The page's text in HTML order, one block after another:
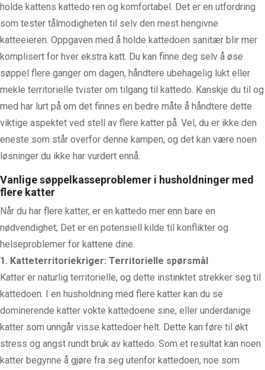
holde kattens kattedo ren og komfortabel. Det er en utfordring
som tester tålmodigheten til selv den mest hengivne
katteeieren. Oppgaven med å holde kattedoen sanitær blir mer
komplisert for hver ekstra katt. Du kan finne deg selv å øse
søppel flere ganger om dagen, håndtere ubehagelig lukt eller
mekle territorielle tvister om tilgang til kattedo. Kanskje du til og
med har lurt på om det finnes en bedre måte å håndtere dette
viktige aspektet ved stell av flere katter på. Vel, du er ikke den
eneste som står overfor denne kampen, og det kan være noen
løsninger du ikke har vurdert ennå.
Vanlige søppelkasseproblemer i husholdninger med
flere katter
Når du har flere katter, er en kattedo mer enn bare en
nødvendighet; Det er en potensiell kilde til konflikter og
helseproblemer for kattene dine.
1. Katteterritoriekriger: Territorielle spørsmål
Katter er naturlig territorielle, og dette instinktet strekker seg til
kattedoen. I en husholdning med flere katter kan du se
dominerende katter vokte kattedoene sine, eller underdanige
katter som unngår visse kattedoer helt. Dette kan føre til økt
stress og angst rundt bruk av kattedo. Som et resultat kan noen
katter begynne å gjøre fra seg utenfor kattedoen, noe som